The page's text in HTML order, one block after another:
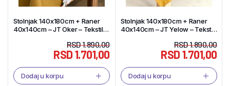
Stolnjak 140x180cm + Raner
40x140cm – JT Oker – Tekstil
RSD1.890,00
RSD1.701,00
Dodaj u korpu
Stolnjak 140x180cm + Raner
40x140cm – JT Yelow – Tekstil
RSD1.890,00
RSD1.701,00
Dodaj u korpu